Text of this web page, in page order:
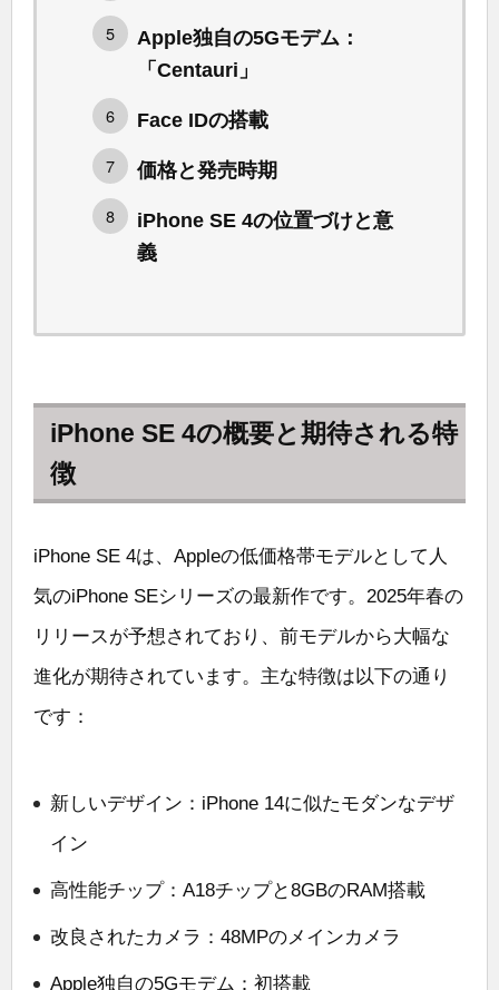
Apple独自の5Gモデム：
「Centauri」
Face IDの搭載
価格と発売時期
iPhone SE 4の位置づけと意
義
iPhone SE 4の概要と期待される特
徴
iPhone SE 4は、Appleの低価格帯モデルとして人
気のiPhone SEシリーズの最新作です。2025年春の
リリースが予想されており、前モデルから大幅な
進化が期待されています。主な特徴は以下の通り
です：
新しいデザイン：iPhone 14に似たモダンなデザ
イン
高性能チップ：A18チップと8GBのRAM搭載
改良されたカメラ：48MPのメインカメラ
Apple独自の5Gモデム：初搭載